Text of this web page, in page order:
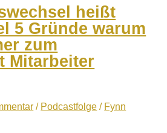
heißt
5 Gründe warum
zum
Mitarbeiter
/ Podcastfolge / Fynn